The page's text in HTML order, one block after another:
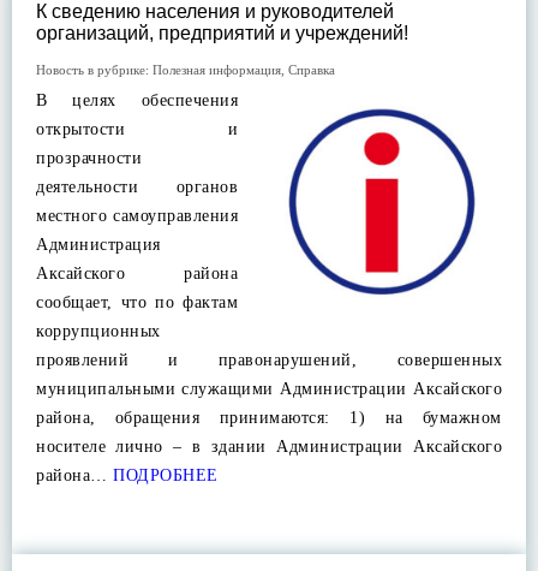
К сведению населения и руководителей
организаций, предприятий и учреждений!
Новость в рубрике: Полезная информация Справка
В целях обеспечения
открытости и
прозрачности
деятельности органов
местного самоуправления
Администрация
Аксайского района
сообщает, что по фактам
коррупционных
проявлений и правонарушений, совершенных
муниципальными служащими Администрации Аксайского
района, обращения принимаются: 1) на бумажном
носителе лично – в здании Администрации Аксайского
района… ПОДРОБНЕЕ